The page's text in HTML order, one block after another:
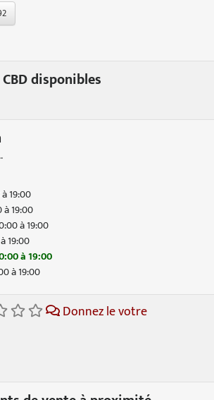
disponibles
19:00
19:00
à 19:00
19:00
à 19:00
à 19:00
Donnez le votre